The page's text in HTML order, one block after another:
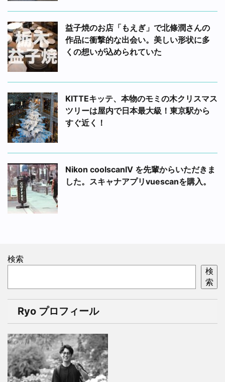
益子焼のお店「もえぎ」で北條潤さんの
作品に衝撃的な出会い。美しい形状に多
くの想いが込められていた
KITTEキッテ、本物のモミの木クリスマス
ツリーは屋内で日本最大級！東京駅から
すぐ近く！
Nikon coolscanIV を先輩からいただきま
した。スキャナアプリvuescanを購入。
検索
検
索
Ryo プロフィール